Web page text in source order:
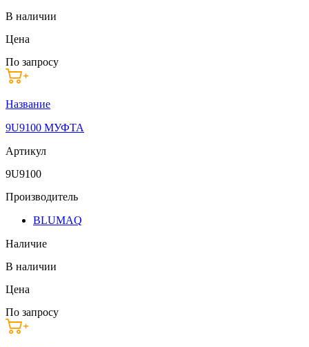
В наличии
Цена
По запросу
Название
9U9100 МУФТА
Артикул
9U9100
Производитель
BLUMAQ
Наличие
В наличии
Цена
По запросу